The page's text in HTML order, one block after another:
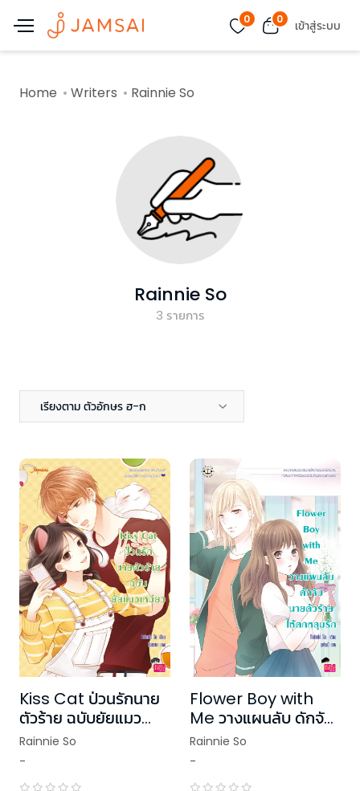
0 0 เข้าสู่ระบบ
Home Writers Rainnie So
Rainnie So
3 รายการ
เรียงตาม ตัวอักษร ฮ-ก
Kiss Cat ป่วนรักนาย
ตัวร้าย ฉบับยัยแมว
เหมียว
Rainnie So
-
Flower Boy with
Me วางแผนลับ ดักจับ
นายตัวร้ายให้ตกหลุมรัก
Rainnie So
-